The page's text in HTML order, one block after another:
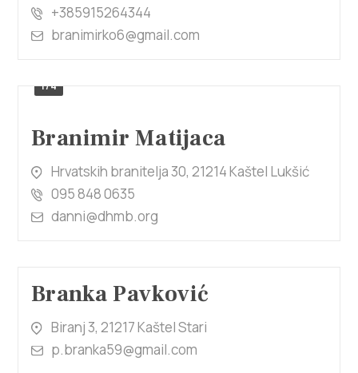
+385915264344
branimirko6@gmail.com
1/4
Branimir Matijaca
Hrvatskih branitelja 30, 21214 Kaštel Lukšić
095 848 0635
danni@dhmb.org
Branka Pavković
Biranj 3, 21217 Kaštel Stari
p.branka59@gmail.com